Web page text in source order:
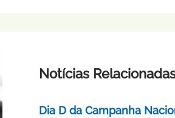
Notícias
Dia D da Campanha